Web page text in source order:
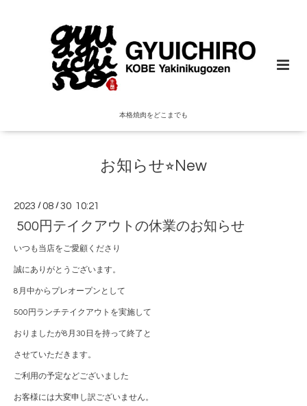
本格焼肉をどこまでも
お知らせ⭐︎New
2023 /08 /30 10:21
500円テイクアウトの休業のお知らせ
いつも当店をご愛顧くださり
誠にありがとうございます。
8月中からプレオープンとして
500円ランチテイクアウトを実施して
おりましたが8月30日を持って終了と
させていただきます。
ご利用の予定などございました
お客様には大変申し訳ございません。